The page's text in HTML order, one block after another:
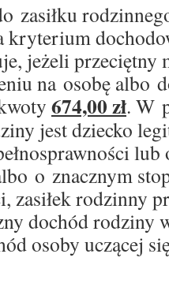
zasiłku
kryterium
jeżeli przeciętny
na osobę albo
674,00 zł. W
jest dziecko
lub
o znacznym
zasiłek rodzinny
dochód rodziny
osoby uczącej